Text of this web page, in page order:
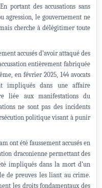
portant des accusations sans
agression, le gouvernement ne
cherche à délégitimer toute
accusés d’avoir attaqué des
entièrement fabriquée
en février 2025, 144 avocats
impliqués dans une affaire
liée aux manifestations du
ne sont pas des incidents
politique visant à punir
ont été faussement accusés en
draconienne permettant des
impliqués dans la mort d’un
de preuves les liant au crime.
les droits fondamentaux des